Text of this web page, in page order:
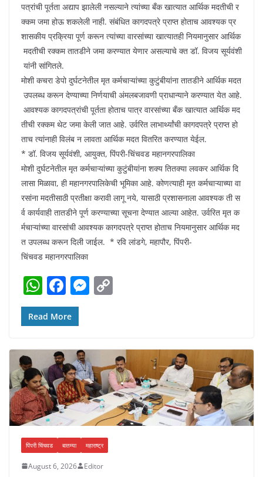
पत्रांची पूर्तता अद्याप झालेली नसल्याने त्यांच्या बँक खात्यात आर्थिक मदतीची र
क्कम जमा होऊ शकलेली नाही. संबंधित कागदपत्रे प्राप्त होताच आवश्यक प्र
शासकीय प्रक्रिया पूर्ण करून त्यांच्या वारसांच्या खात्यातही नियमानुसार आर्थिक
मदतीची रक्कम तातडीने जमा करण्यात येणार असल्याचे क्त डॉ. विजय सूर्यवंशी
यांनी सांगितले.
मोशी कचरा डेपो दुर्घटनेतील मृत कर्मचाऱ्यांच्या कुटुंबीयांना तातडीने आर्थिक मदत
उपलब्ध करून देण्याच्या निर्णयाची अंमलबजावणी प्राधान्याने करण्यात येत आहे.
आवश्यक कागदपत्रांची पूर्तता होताच पात्र वारसांच्या बँक खात्यात आर्थिक मद
तीची रक्कम थेट जमा केली जात आहे. उर्वरित लाभार्थ्यांची कागदपत्रे प्राप्त हो
ताच त्यांनाही विलंब न लावता आर्थिक मदत वितरित करण्यात येईल.
* डॉ. विजय सूर्यवंशी, आयुक्त, पिंपरी-चिंचवड महानगरपालिका
मोशी दुर्घटनेतील मृत कर्मचाऱ्यांच्या कुटुंबीयांना शक्य तितक्या लवकर आर्थिक दि
लासा मिळावा, ही महानगरपालिकेची भूमिका आहे. कोणत्याही मृत कर्मचाऱ्याच्या वा
रसांना मदतीसाठी प्रतीक्षा करावी लागू नये, यासाठी प्रशासनाला आवश्यक ती स
र्व कार्यवाही तातडीने पूर्ण करण्याच्या सूचना देण्यात आल्या आहेत. उर्वरित मृत क
र्मचाऱ्यांच्या वारसांची आवश्यक कागदपत्रे प्राप्त होताच नियमानुसार आर्थिक मद
त उपलब्ध करून दिली जाईल. * रवि लांडगे, महापौर, पिंपरी-
चिंचवड महानगरपालिका
W
h
at
A
p
p
F
a
c
b
o
o
k
M
n
g
er
Li
n
k
Read More
पिंपरी चिंचवड बातम्या महाराष्ट्र
August 6, 2026 Editor